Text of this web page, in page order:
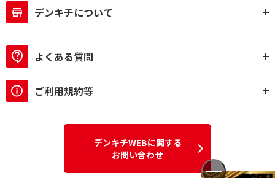
デンキチについて
よくある質問
ご利用規約等
デンキチWEBに関する
お問い合わせ